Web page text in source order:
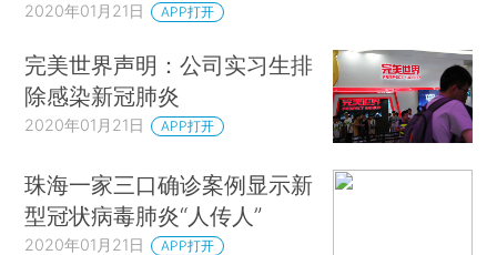
2020年01月21日 APP打开
完美世界声明：公司实习生排
除感染新冠肺炎
2020年01月21日 APP打开
珠海一家三口确诊案例显示新
型冠状病毒肺炎“人传人”
2020年01月21日 APP打开